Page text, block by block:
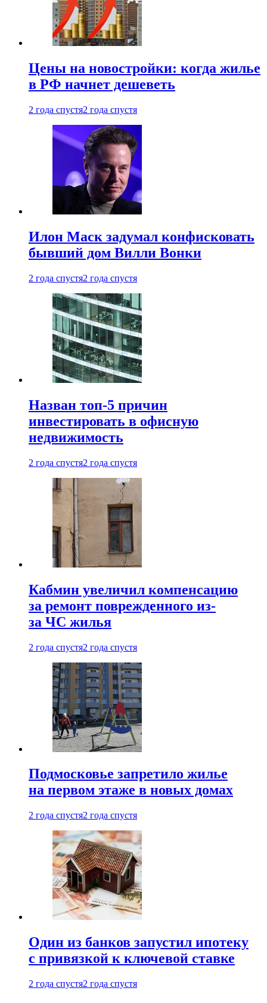
Цены на новостройки: когда жилье
в РФ начнет дешеветь
2 года спустя2 года спустя
Илон Маск задумал конфисковать
бывший дом Вилли Вонки
2 года спустя2 года спустя
Назван топ-5 причин
инвестировать в офисную
недвижимость
2 года спустя2 года спустя
Кабмин увеличил компенсацию
за ремонт поврежденного из-
за ЧС жилья
2 года спустя2 года спустя
Подмосковье запретило жилье
на первом этаже в новых домах
2 года спустя2 года спустя
Один из банков запустил ипотеку
с привязкой к ключевой ставке
2 года спустя2 года спустя